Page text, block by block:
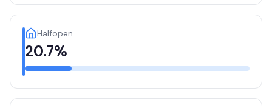
Halfopen
20.7%